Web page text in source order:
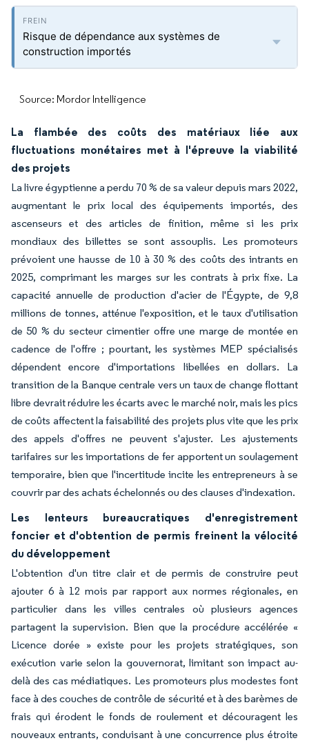
Risque de dépendance aux systèmes de
construction importés
Source: Mordor Intelligence
La flambée des coûts des matériaux liée aux
fluctuations monétaires met à l'épreuve la viabilité
des projets
La livre égyptienne a perdu 70 % de sa valeur depuis mars 2022,
augmentant le prix local des équipements importés, des
ascenseurs et des articles de finition, même si les prix
mondiaux des billettes se sont assouplis. Les promoteurs
prévoient une hausse de 10 à 30 % des coûts des intrants en
2025, comprimant les marges sur les contrats à prix fixe. La
capacité annuelle de production d'acier de l'Égypte, de 9,8
millions de tonnes, atténue l'exposition, et le taux d'utilisation
de 50 % du secteur cimentier offre une marge de montée en
cadence de l'offre ; pourtant, les systèmes MEP spécialisés
dépendent encore d'importations libellées en dollars. La
transition de la Banque centrale vers un taux de change flottant
libre devrait réduire les écarts avec le marché noir, mais les pics
de coûts affectent la faisabilité des projets plus vite que les prix
des appels d'offres ne peuvent s'ajuster. Les ajustements
tarifaires sur les importations de fer apportent un soulagement
temporaire, bien que l'incertitude incite les entrepreneurs à se
couvrir par des achats échelonnés ou des clauses d'indexation.
Les lenteurs bureaucratiques d'enregistrement
foncier et d'obtention de permis freinent la vélocité
du développement
L'obtention d'un titre clair et de permis de construire peut
ajouter 6 à 12 mois par rapport aux normes régionales, en
particulier dans les villes centrales où plusieurs agences
partagent la supervision. Bien que la procédure accélérée «
Licence dorée » existe pour les projets stratégiques, son
exécution varie selon la gouvernorat, limitant son impact au-
delà des cas médiatiques. Les promoteurs plus modestes font
face à des couches de contrôle de sécurité et à des barèmes de
frais qui érodent le fonds de roulement et découragent les
nouveaux entrants, conduisant à une concurrence plus étroite